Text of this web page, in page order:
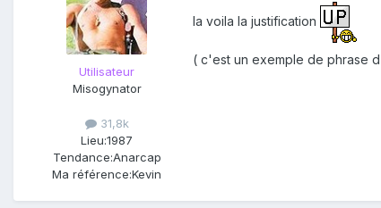
Utilisateur
Misogynator
31,8k
Lieu:1987
Tendance:Anarcap
Ma référence:Kevin
la voila la justification
( c'est un exemple de phrase